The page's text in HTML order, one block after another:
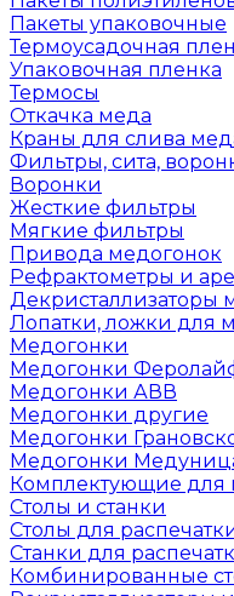
Пакеты упаковочные
Термоусадочная
Упаковочная пленка
Термосы
Откачка меда
Краны для слива
Фильтры, сита,
Воронки
Жесткие фильтры
Мягкие фильтры
Привода медогонок
Рефрактометры и
Декристаллизаторы
Лопатки, ложки для
Медогонки
Медогонки
Медогонки АВВ
Медогонки другие
Медогонки
Медогонки
Комплектующие для
Столы и станки
Столы для
Станки для
Комбинированные